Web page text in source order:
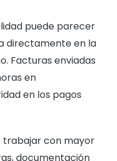
puede parecer
directamente en la
Facturas enviadas
en
en los pagos
trabajar con mayor
documentación